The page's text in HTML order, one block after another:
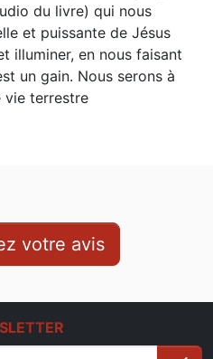
du livre) qui nous
et puissante de Jésus
illuminer, en nous faisant
un gain. Nous serons à
vie terrestre
votre avis